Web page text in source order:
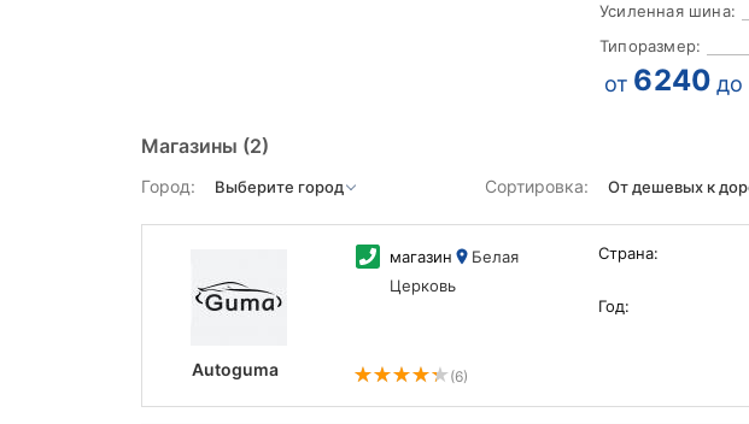
Усиленная шина:
Типоразмер:
от 6240 до
Магазины (2)
Город: Сортировка:
Autoguma
магазин
Белая
Церковь
(6)
Страна:
Год: